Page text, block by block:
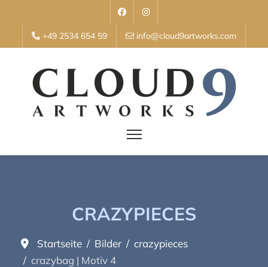
+49 2534 654 59 info@cloud9artworks.com
CRAZYPIECES
Startseite Bilder
crazypieces
crazybag | Motiv 4